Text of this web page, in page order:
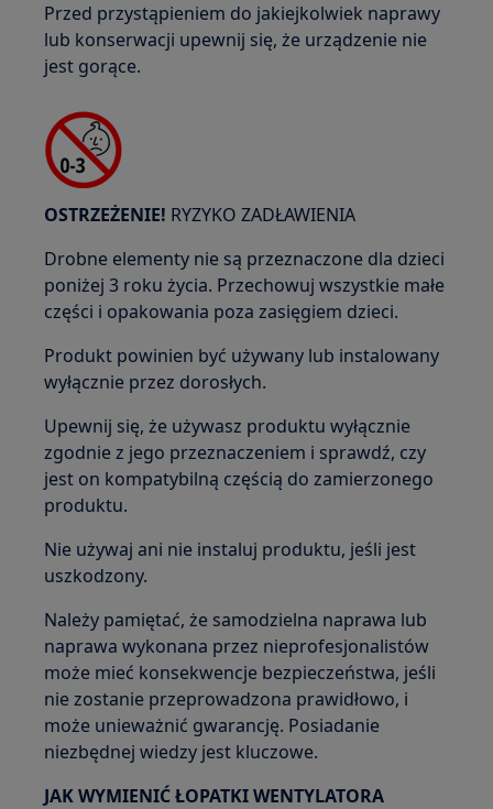
Przed przystąpieniem do jakiejkolwiek naprawy
lub konserwacji upewnij się, że urządzenie nie
jest gorące.
OSTRZEŻENIE! RYZYKO ZADŁAWIENIA
Drobne elementy nie są przeznaczone dla dzieci
poniżej 3 roku życia. Przechowuj wszystkie małe
części i opakowania poza zasięgiem dzieci.
Produkt powinien być używany lub instalowany
wyłącznie przez dorosłych.
Upewnij się, że używasz produktu wyłącznie
zgodnie z jego przeznaczeniem i sprawdź, czy
jest on kompatybilną częścią do zamierzonego
produktu.
Nie używaj ani nie instaluj produktu, jeśli jest
uszkodzony.
Należy pamiętać, że samodzielna naprawa lub
naprawa wykonana przez nieprofesjonalistów
może mieć konsekwencje bezpieczeństwa, jeśli
nie zostanie przeprowadzona prawidłowo, i
może unieważnić gwarancję. Posiadanie
niezbędnej wiedzy jest kluczowe.
JAK WYMIENIĆ ŁOPATKI WENTYLATORA